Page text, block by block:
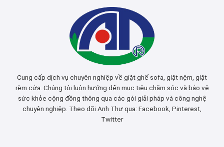
Cung cấp dịch vụ chuyên nghiệp về giặt ghế sofa, giặt nệm, giặt
rèm cửa. Chúng tôi luôn hướng đến mục tiêu chăm sóc và bảo vệ
sức khỏe cộng đồng thông qua các gói giải pháp và công nghệ
chuyên nghiệp. Theo dõi Anh Thư qua: Facebook Pinterest
Twitter